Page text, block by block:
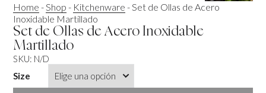
Home - Shop - Kitchenware - Set de Ollas de Acero
Inoxidable Martillado
Set de Ollas de Acero Inoxidable
Martillado
Size
SKU: N/D